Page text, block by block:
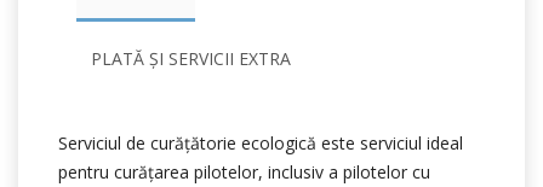
PLATĂ ȘI SERVICII EXTRA
Serviciul de curățătorie ecologică este serviciul ideal
pentru curățarea pilotelor, inclusiv a pilotelor cu